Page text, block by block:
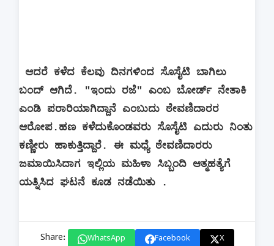
ಆದರೆ ಕಳೆದ ಕೆಲವು ದಿನಗಳಿಂದ ಸೊಸೈಟಿ ಬಾಗಿಲು
ಬಂದ್ ಆಗಿದೆ. "ಇಂದು ರಜೆ" ಎಂಬ ಬೋರ್ಡ್ ನೇತಾಕಿ
ಎಂಡಿ ಪರಾರಿಯಾಗಿದ್ದಾನೆ ಎಂಬುದು ಠೇವಣಿದಾರರ
ಆರೋಪ.ಹಣ ಕಳೆದುಕೊಂಡವರು ಸೊಸೈಟಿ ಎದುರು ನಿಂತು
ಕಣ್ಣೀರು ಹಾಕುತ್ತಿದ್ದಾರೆ. ಈ ಮಧ್ಯೆ ಠೇವಣಿದಾರರು
ಜಮಾಯಿಸಿದಾಗ ಇಲ್ಲಿಯ ಮಹಿಳಾ ಸಿಬ್ಬಂದಿ ಆತ್ಮಹತ್ಯೆಗೆ
ಯತ್ನಿಸಿದ ಘಟನೆ ಕೂಡ ನಡೆಯಿತು .
Share: WhatsApp Facebook X